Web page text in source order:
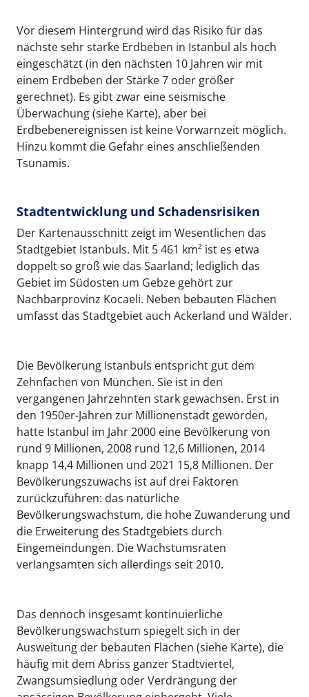
Vor diesem Hintergrund wird das Risiko für das
nächste sehr starke Erdbeben in Istanbul als hoch
eingeschätzt (in den nächsten 10 Jahren wir mit
einem Erdbeben der Stärke 7 oder größer
gerechnet). Es gibt zwar eine seismische
Überwachung (siehe Karte), aber bei
Erdbebenereignissen ist keine Vorwarnzeit möglich.
Hinzu kommt die Gefahr eines anschließenden
Tsunamis.
Stadtentwicklung und Schadensrisiken
Der Kartenausschnitt zeigt im Wesentlichen das
Stadtgebiet Istanbuls. Mit 5 461 km² ist es etwa
doppelt so groß wie das Saarland; lediglich das
Gebiet im Südosten um Gebze gehört zur
Nachbarprovinz Kocaeli. Neben bebauten Flächen
umfasst das Stadtgebiet auch Ackerland und Wälder.
Die Bevölkerung Istanbuls entspricht gut dem
Zehnfachen von München. Sie ist in den
vergangenen Jahrzehnten stark gewachsen. Erst in
den 1950er-Jahren zur Millionenstadt geworden,
hatte Istanbul im Jahr 2000 eine Bevölkerung von
rund 9 Millionen, 2008 rund 12,6 Millionen, 2014
knapp 14,4 Millionen und 2021 15,8 Millionen. Der
Bevölkerungszuwachs ist auf drei Faktoren
zurückzuführen: das natürliche
Bevölkerungswachstum, die hohe Zuwanderung und
die Erweiterung des Stadtgebiets durch
Eingemeindungen. Die Wachstumsraten
verlangsamten sich allerdings seit 2010.
Das dennoch insgesamt kontinuierliche
Bevölkerungswachstum spiegelt sich in der
Ausweitung der bebauten Flächen (siehe Karte), die
häufig mit dem Abriss ganzer Stadtviertel,
Zwangsumsiedlung oder Verdrängung der